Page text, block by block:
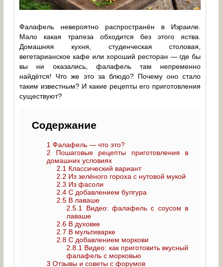
Фалафель невероятно распространён в Израиле.
Мало какая трапеза обходится без этого яства.
Домашняя кухня, студенческая столовая,
вегетарианское кафе или хороший ресторан — где бы
вы ни оказались, фалафель там непременно
найдётся! Что же это за блюдо? Почему оно стало
таким известным? И какие рецепты его приготовления
существуют?
Содержание
1 Фалафель — что это?
2 Пошаговые рецепты приготовления в
домашних условиях
2.1 Классический вариант
2.2 Из зелёного гороха с нутовой мукой
2.3 Из фасоли
2.4 С добавлением булгура
2.5 В лаваше
2.5.1
Видео: фалафель с соусом в
лаваше
2.6 В духовке
2.7 В мультиварке
2.8 С добавлением моркови
2.8.1 Видео: как приготовить вкусный
фалафель с морковью
3 Отзывы и советы с форумов